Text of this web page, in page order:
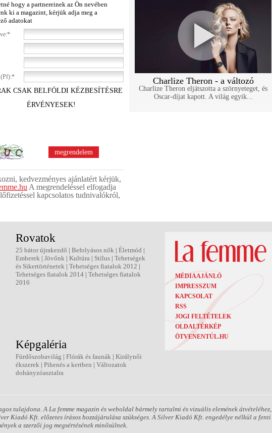
hogy a partnereinek az Ön nevében
ki a magazint, kérjük adja meg a
adatokat
(Pf):*
CSAK BELFÖLDI KÉZBESÍTÉSRE
ÉRVÉNYESEK!
kedvezményes ajánlatért kérjük,
A megrendeléssel elfogadja
kapcsolatos tudnivalókról,
Charlize Theron - a változó
Charlize Theron eljátszotta a szörnyeteget, és
Oscar-díjat kapott. A világ egyik...
Rovatok
25 bátor újrakezdő | Befolyásos nők | Életmód |
Emberek | Jövőnk | Kultúra | Stílus | Tehetségek
és Sikertörténetek | Tehetséges fiatalok 2012 |
Tehetséges fiatalok 2014 | Tehetséges fiatalok
2016
MÉDIAAJÁNLÓ
IMPRESSZUM
KAPCSOLAT
RSS
JOGI FELTÉTELEK
OLDALTÉRKÉP
ÖTVENENTÚL.HU
Képgaléria
Fürdőszobavilág | Flórák és faunák | Királynői
ékszerek | Pihenés a kertben | Változatok
dohányzóasztalra
tulajdona. A La femme magazin és weboldal bármely tartalmi és vizuális elemének átvételéhez,
Kiadó Kft. előzetes írásos hozzájárulása szükséges. A Silver Kiadó Kft. engedélye nélkül a fenti
a szerzői jog megsértésének minősülnek.